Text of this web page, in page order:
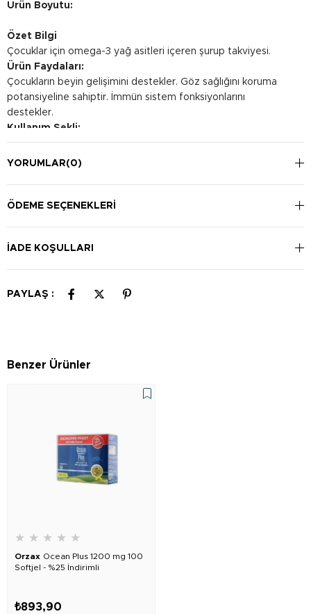
Ürün Boyutu:
Özet Bilgi
Çocuklar için omega-3 yağ asitleri içeren şurup takviyesi.
Ürün Faydaları:
Çocukların beyin gelişimini destekler. Göz sağlığını koruma
potansiyeline sahiptir. İmmün sistem fonksiyonlarını
destekler.
Kullanım Şekli:
Günde bir kez, tercihen yemekle birlikte alınması önerilir.
Ölçek ile verilmesi tavsiye edilir.
YORUMLAR(0)
ÖDEME SEÇENEKLERI
İADE KOŞULLARI
PAYLAŞ :
Benzer Ürünler
★ ★ ★ ★ ★
Orzax Ocean Plus 1200 mg 100
Softjel - %25 İndirimli
₺893,90